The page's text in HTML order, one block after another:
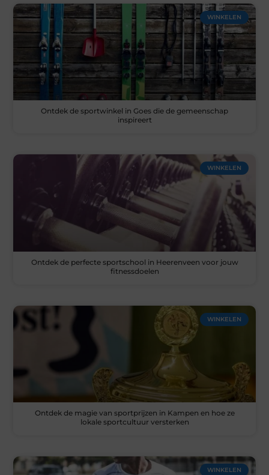
WINKELEN
Ontdek de sportwinkel in Goes die de gemeenschap
inspireert
WINKELEN
Ontdek de perfecte sportschool in Heerenveen voor jouw
fitnessdoelen
WINKELEN
Ontdek de magie van sportprijzen in Kampen en hoe ze
lokale sportcultuur versterken
WINKELEN